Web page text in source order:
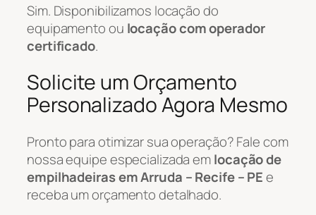
Sim. Disponibilizamos locação do
equipamento ou locação com operador
certificado.
Solicite um Orçamento
Personalizado Agora Mesmo
Pronto para otimizar sua operação? Fale com
nossa equipe especializada emlocação de
empilhadeiras em Arruda – Recife – PEe
receba um orçamento detalhado.